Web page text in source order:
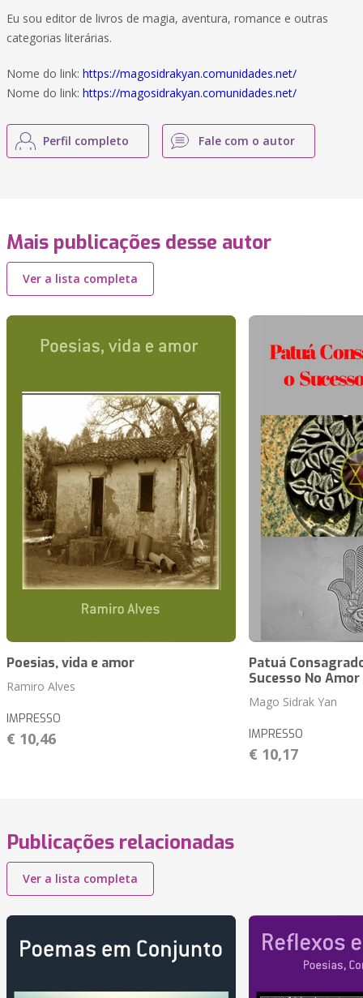
Eu sou editor de livros de magia, aventura, romance e outras
categorias literárias.
Nome do link: https://magosidrakyan.comunidades.net/
Nome do link: https://magosidrakyan.comunidades.net/
Perfil completo Fale com o autor
Mais publicações desse autor
Ver a lista completa
Poesias, vida e amor
Ramiro Alves
IMPRESSO
€ 10,46
Patuá
Sucesso No Amor
Mago Sidrak Yan
IMPRESSO
€ 10,17
Publicações relacionadas
Ver a lista completa